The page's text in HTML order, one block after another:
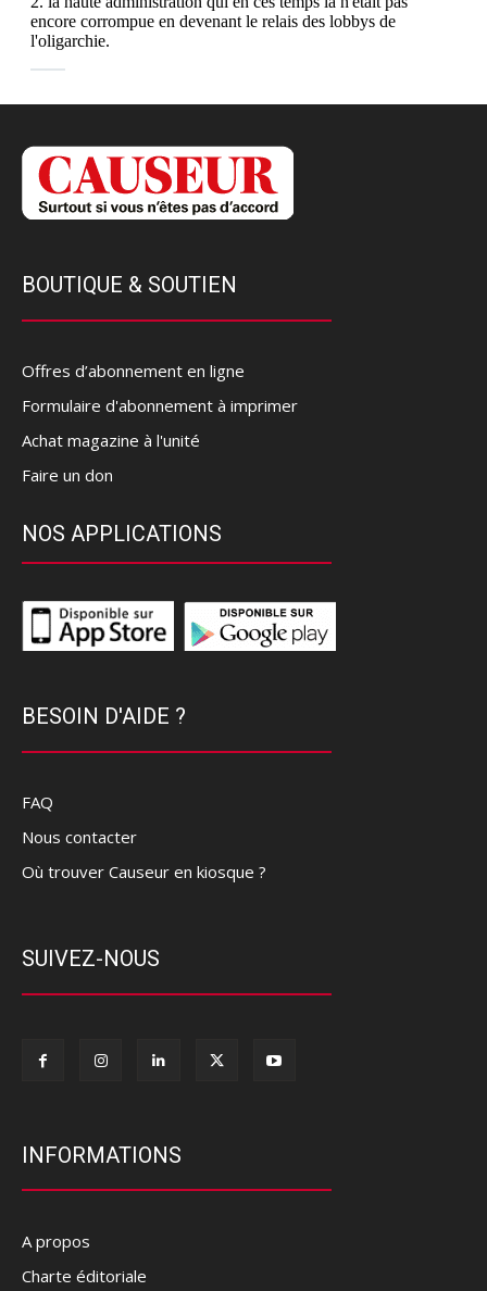
BOUTIQUE & SOUTIEN
Offres d’abonnement en ligne
Formulaire d'abonnement à imprimer
Achat magazine à l'unité
Faire un don
NOS APPLICATIONS
BESOIN D'AIDE ?
FAQ
Nous contacter
Où trouver Causeur en kiosque ?
SUIVEZ-NOUS
INFORMATIONS
A propos
Charte éditoriale